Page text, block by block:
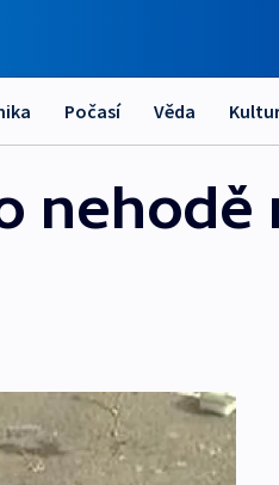
Počasí Věda
nehodě